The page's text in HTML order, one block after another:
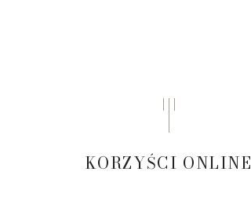
KORZYŚCI ONLINE